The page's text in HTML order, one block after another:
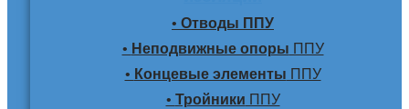
• Отводы ППУ
• Неподвижные опоры ППУ
• Концевые элементы ППУ
• Тройники ППУ